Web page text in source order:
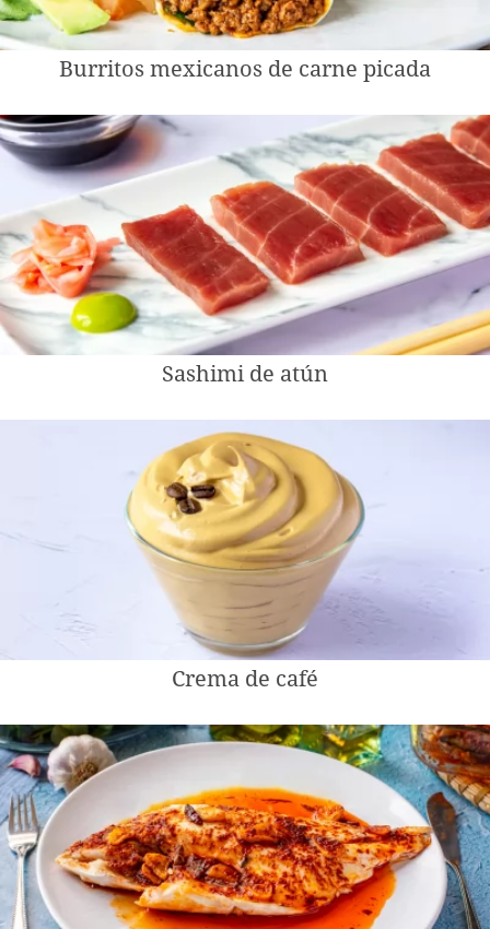
Burritos mexicanos de carne picada
Sashimi de atún
Crema de café